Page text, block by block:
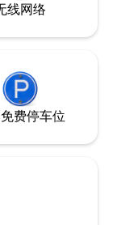
线网络
费停车位